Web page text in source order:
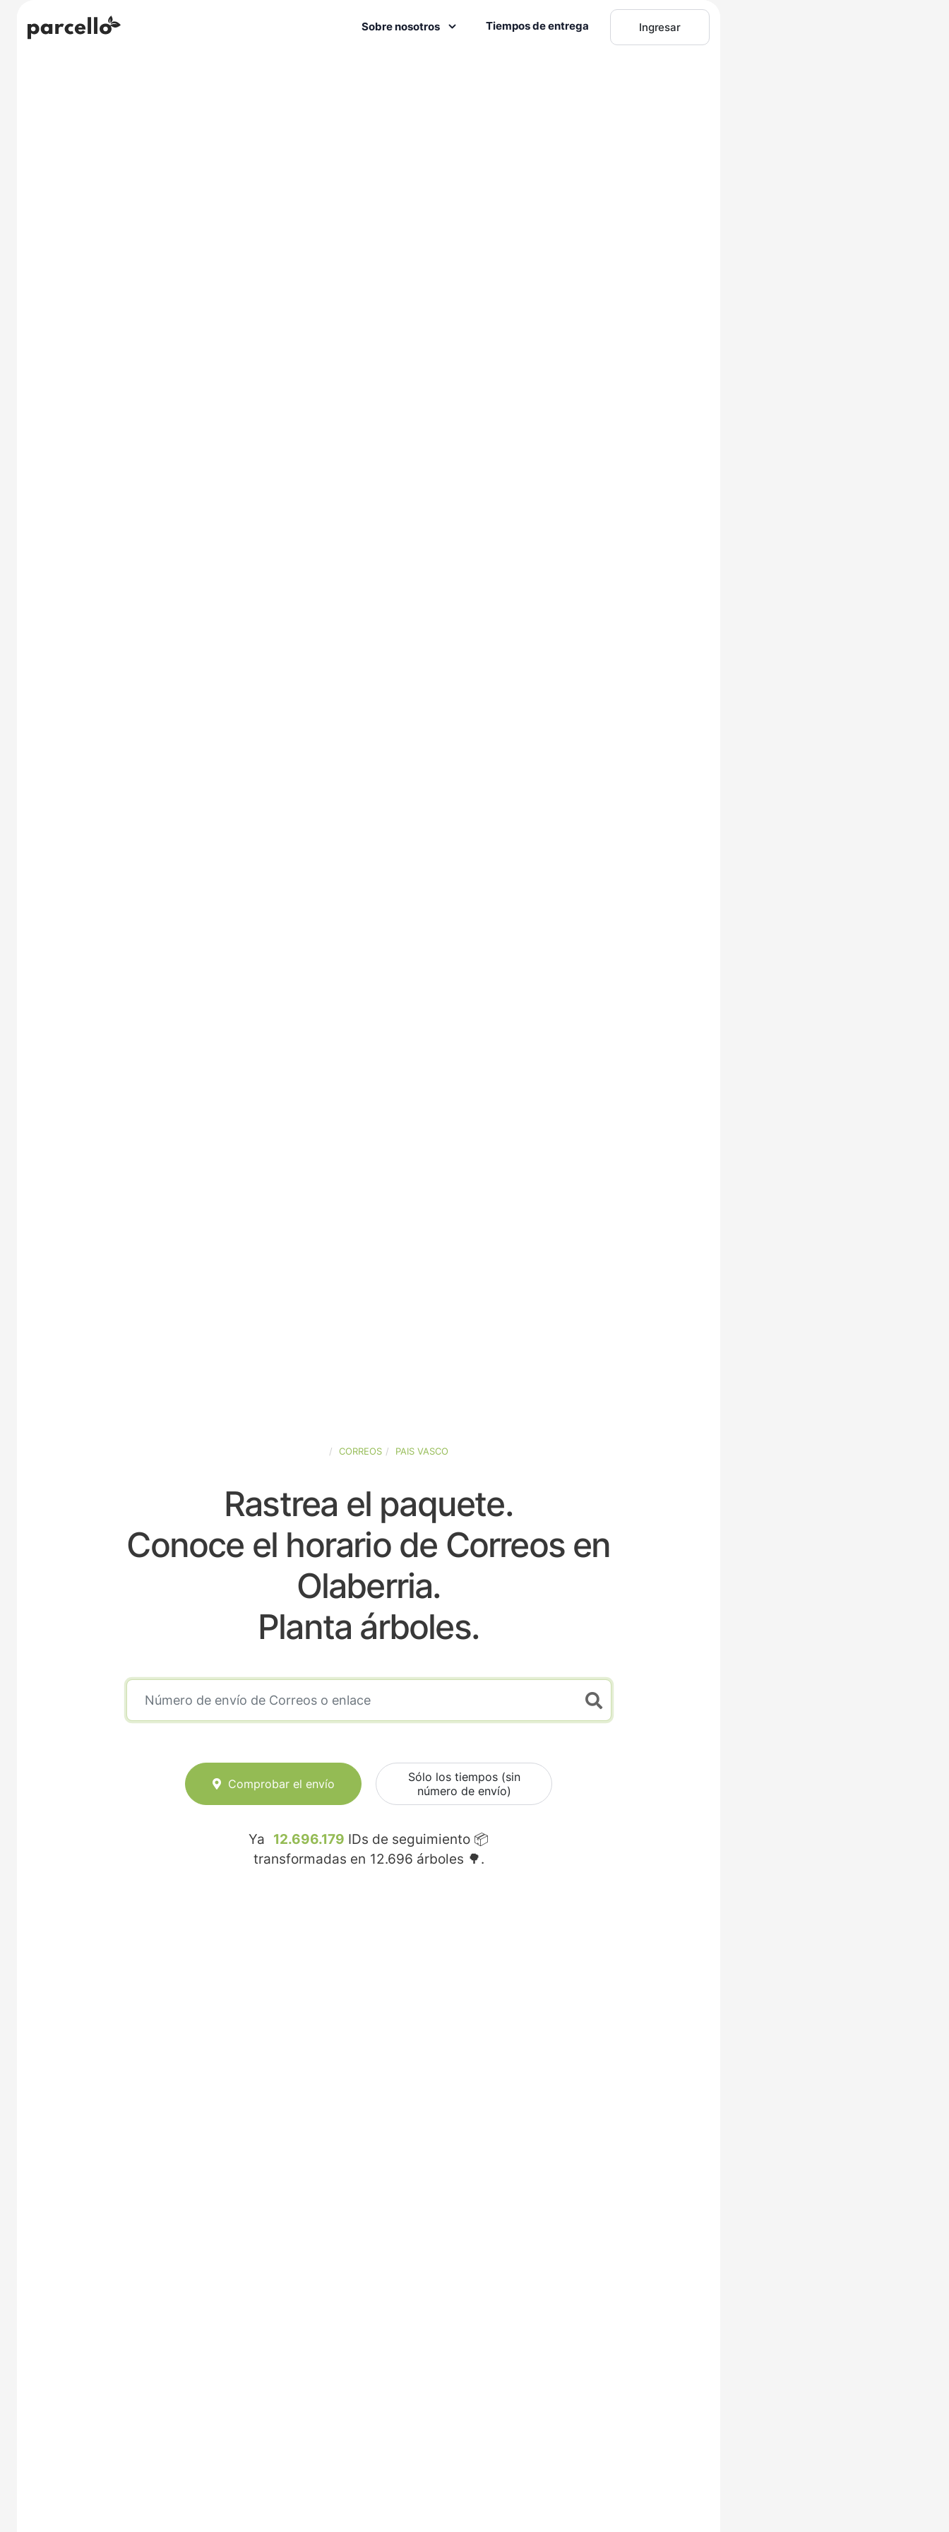
Sobre nosotros Tiempos de entrega Ingresar
CORREOS PAIS VASCO
Rastrea el paquete.
Conoce el horario de Correos en
Olaberria.
Planta árboles.
Comprobar el envío
Sólo los tiempos (sin
número de envío)
Ya 12.696.179 IDs de seguimiento 📦
transformadas en 12.696 árboles 🌳.